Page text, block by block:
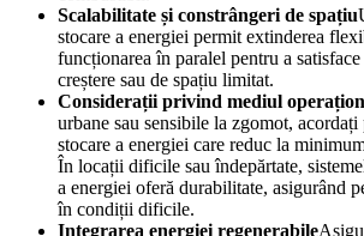
Scalabilitate și constrângeri de spațiu
stocare a energiei permit extinderea
funcționarea în paralel pentru a
creștere sau de spațiu limitat.
Considerații privind mediul
urbane sau sensibile la zgomot,
stocare a energiei care reduc la
În locații dificile sau îndepărtate,
a energiei oferă durabilitate, asigurând
în condiții dificile.
Integrarea energiei regenerabile